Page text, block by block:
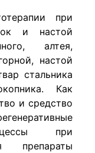
при
и настой
алтея,
настой
стальника
Как
и средство
при
препараты